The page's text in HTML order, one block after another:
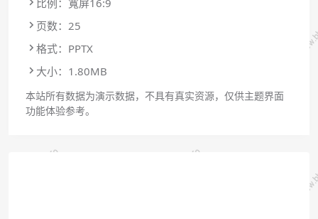
页数：25
格式：PPTX
大小：1.80MB
本站所有数据为演示数据，不具有真实资源，仅供主题界面
功能体验参考。